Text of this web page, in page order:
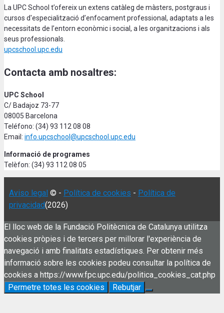
La UPC School t’ofereix un extens catàleg de màsters, postgraus i
cursos d'especialització d’enfocament professional, adaptats a les
necessitats de l’entorn econòmic i social, a les organitzacions i als
seus professionals.
upcschool.upc.edu
Contacta amb nosaltres:
UPC School
C/ Badajoz 73-77
08005 Barcelona
Teléfono: (34) 93 112 08 08
Email: info.upcschool@upcschool.upc.edu
Informació de programes
Telèfon: (34) 93 112 08 05
Aviso legal © - Política de cookies - Política de
privacidad(2026)
El lloc web de la Fundació Politècnica de Catalunya utilitza
cookies pròpies i de tercers per millorar l'experiència de
navegació i amb finalitats estadístiques. Per obtenir més
informació sobre les cookies podeu consultar la política de
cookies a https://www.fpc.upc.edu/politica_cookies_cat.php
Permetre totes les cookies
Rebutjar